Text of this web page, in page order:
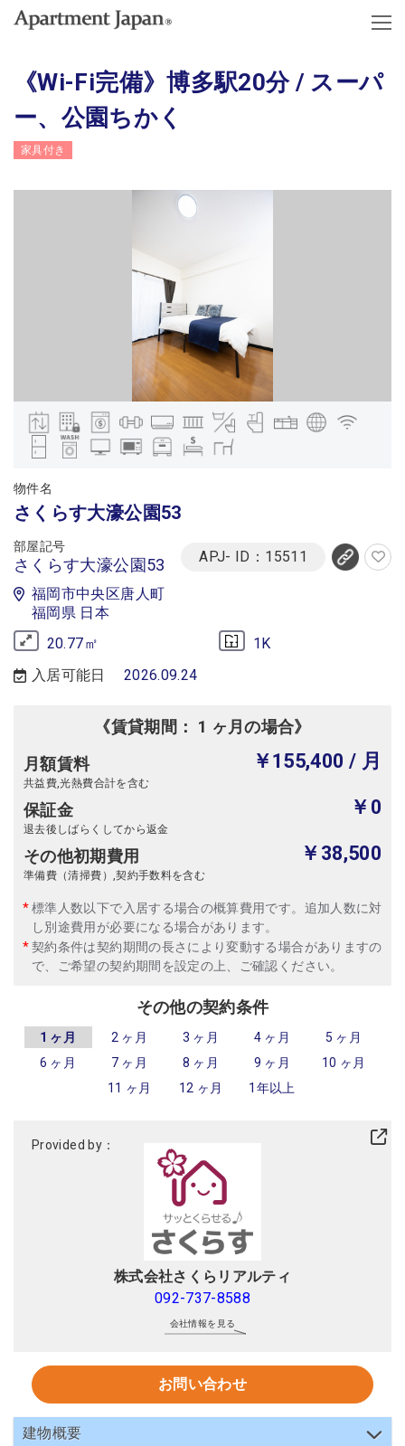
《Wi-Fi完備》博多駅20分 / スーパ
ー、公園ちかく
家具付き
物件名
さくらす大濠公園53
部屋記号
さくらす大濠公園53 APJ- ID：15511
福岡市中央区唐人町
福岡県 日本
20.77㎡
1K
入居可能日
2026.09.24
《賃貸期間： 1 ヶ月の場合》
月額賃料
￥155,400 / 月
共益費,光熱費合計を含む
保証金 ￥0
退去後しばらくしてから返金
その他初期費用 ￥38,500
準備費（清掃費）,契約手数料を含む
標準人数以下で入居する場合の概算費用です。追加人数に対
し別途費用が必要になる場合があります。
契約条件は契約期間の長さにより変動する場合がありますの
で、ご希望の契約期間を設定の上、ご確認ください。
その他の契約条件
1 ヶ月 2 ヶ月 3 ヶ月 4 ヶ月
5 ヶ月
6 ヶ月
7 ヶ月 8 ヶ月 9 ヶ月
10 ヶ月
11 ヶ月
12 ヶ月 1年以上
Provided by：
株式会社さくらリアルティ
092-737-8588
会社情報を見る
お問い合わせ
建物概要